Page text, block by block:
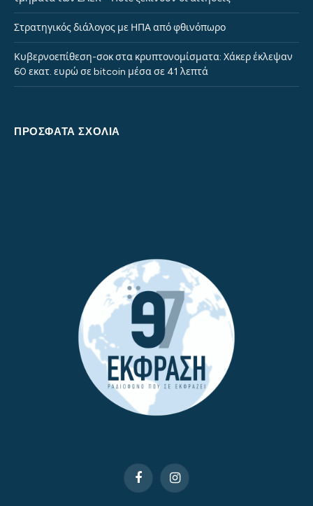
Στρατηγικός διάλογος με ΗΠΑ από φθινόπωρο
Κυβερνοεπίθεση-σοκ στα κρυπτονομίσματα: Χάκερ έκλεψαν
60 εκατ. ευρώ σε bitcoin μέσα σε 41 λεπτά
ΠΡΌΣΦΑΤΑ ΣΧΌΛΙΑ
FacebookInstagram